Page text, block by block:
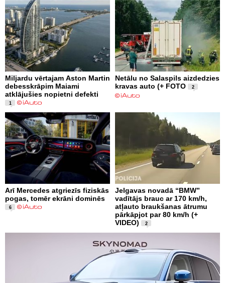
Miljardu vērtajam Aston Martin
debesskrāpim Maiami
atklājušies nopietni defekti
1
Netālu no Salaspils aizdedzies
kravas auto (+ FOTO
2
Arī Mercedes atgriezīs fiziskās
pogas, tomēr ekrāni dominēs
6
Jelgavas novadā “BMW”
vadītājs brauc ar 170 km/h,
atļauto braukšanas ātrumu
pārkāpjot par 80 km/h (+
VIDEO)
2